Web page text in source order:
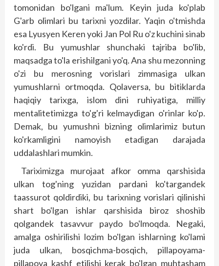
tomonidan bo'lgani ma'lum. Keyin juda ko'plab
G'arb olimlari bu tarixni yozdilar. Yaqin o'tmishda
esa Lyusyen Keren yoki Jan Pol Ru o'z kuchini sinab
ko'rdi. Bu yumushlar shunchaki tajriba bo'lib,
maqsadga to'la erishilgani yo'q. Ana shu mezonning
o'zi bu merosning vorislari zimmasiga ulkan
yumushlarni ortmoqda. Qolaversa, bu bitiklarda
haqiqiy tarixga, islom dini ruhiyatiga, milliy
mentalitetimizga to'g'ri kelmaydigan o'rinlar ko'p.
Demak, bu yumushni bizning olimlarimiz butun
ko'rkamligini namoyish etadigan darajada
uddalashlari mumkin.
Tariximizga murojaat afkor omma qarshisida
ulkan tog'ning yuzidan pardani ko'targandek
taassurot qoldirdiki, bu tarixning vorislari qilinishi
shart bo'lgan ishlar qarshisida biroz shoshib
qolgandek tasavvur paydo bo'lmoqda. Negaki,
amalga oshirilishi lozim bo'lgan ishlarning ko'lami
juda ulkan, bosqichma-bosqich, pillapoyama-
pillapoya kashf etilishi kerak bo'lgan muhtasham